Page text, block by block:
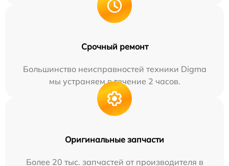
Срочный ремонт
Большинство неисправностей техники Digma
мы устраняем в течение 2 часов.
Оригинальные запчасти
Более 20 тыс. запчастей от производителя в